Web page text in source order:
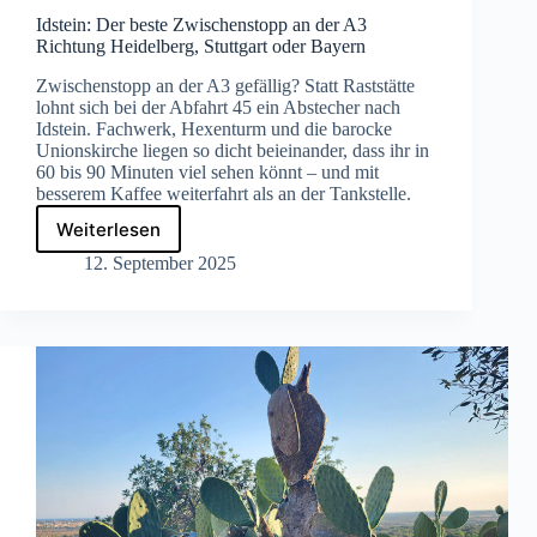
Idstein: Der beste Zwischenstopp an der A3
Richtung Heidelberg, Stuttgart oder Bayern
Zwischenstopp an der A3 gefällig? Statt Raststätte
lohnt sich bei der Abfahrt 45 ein Abstecher nach
Idstein. Fachwerk, Hexenturm und die barocke
Unionskirche liegen so dicht beieinander, dass ihr in
60 bis 90 Minuten viel sehen könnt – und mit
besserem Kaffee weiterfahrt als an der Tankstelle.
Weiterlesen
Idstein:
Der
der
Heidelberg,
Stuttgart
oder
Bayern
12. September 2025